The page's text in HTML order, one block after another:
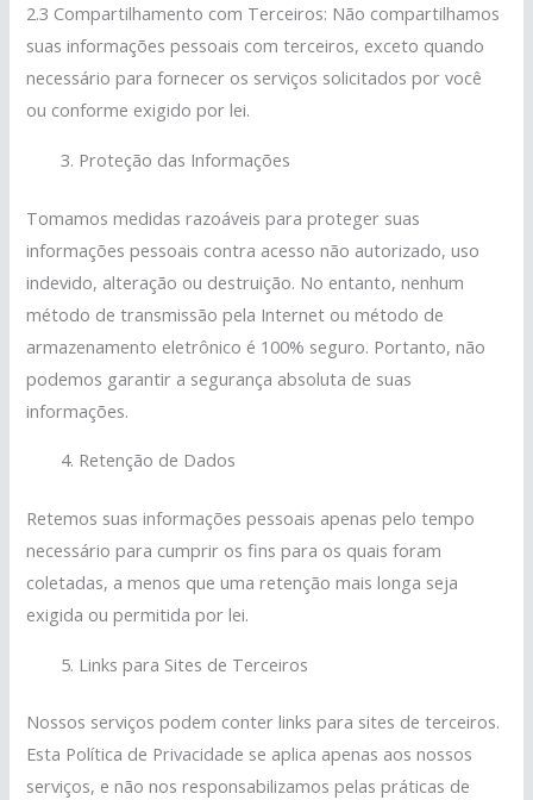
2.3 Compartilhamento com Terceiros: Não compartilhamos
suas informações pessoais com terceiros, exceto quando
necessário para fornecer os serviços solicitados por você
ou conforme exigido por lei.
Proteção das Informações
Tomamos medidas razoáveis para proteger suas
informações pessoais contra acesso não autorizado, uso
indevido, alteração ou destruição. No entanto, nenhum
método de transmissão pela Internet ou método de
armazenamento eletrônico é 100% seguro. Portanto, não
podemos garantir a segurança absoluta de suas
informações.
Retenção de Dados
Retemos suas informações pessoais apenas pelo tempo
necessário para cumprir os fins para os quais foram
coletadas, a menos que uma retenção mais longa seja
exigida ou permitida por lei.
Links para Sites de Terceiros
Nossos serviços podem conter links para sites de terceiros.
Esta Política de Privacidade se aplica apenas aos nossos
serviços, e não nos responsabilizamos pelas práticas de